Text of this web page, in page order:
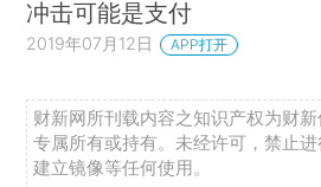
冲击可能是支付
2019年07月12日 APP打开
财新网所刊载内容之知识产权为财
专属所有或持有。未经许可，禁止
建立镜像等任何使用。